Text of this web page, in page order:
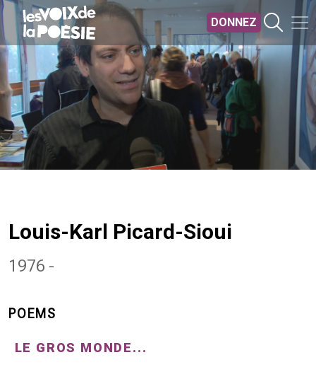
Aller au contenu principal
DONNEZ
Louis-Karl Picard-Sioui
1976 -
POEMS
LE GROS MONDE...